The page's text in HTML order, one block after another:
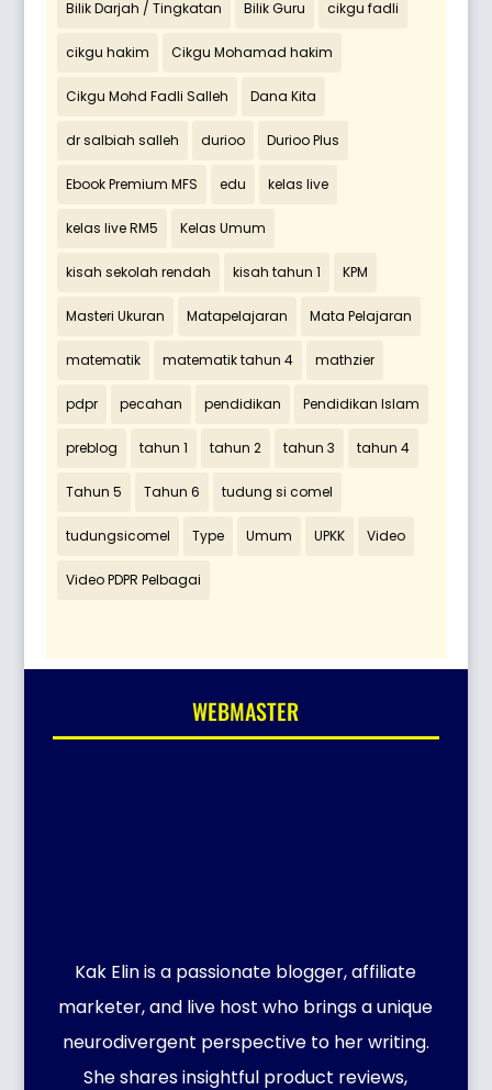
Bilik Darjah / Tingkatan Bilik Guru cikgu fadli
cikgu hakim Cikgu Mohamad hakim
Cikgu Mohd Fadli Salleh Dana Kita
dr salbiah salleh durioo Durioo Plus
Ebook Premium MFS edu kelas live
kelas live RM5 Kelas Umum
kisah sekolah rendah kisah tahun 1 KPM
Masteri Ukuran Matapelajaran Mata Pelajaran
matematik matematik tahun 4 mathzier
pdpr pecahan pendidikan Pendidikan Islam
preblog tahun 1 tahun 2 tahun 3 tahun 4
Tahun 5 Tahun 6 tudung si comel
tudungsicomel Type Umum UPKK Video
Video PDPR Pelbagai
WEBMASTER
Kak Elin is a passionate blogger, affiliate
marketer, and live host who brings a unique
neurodivergent perspective to her writing.
She shares insightful product reviews,